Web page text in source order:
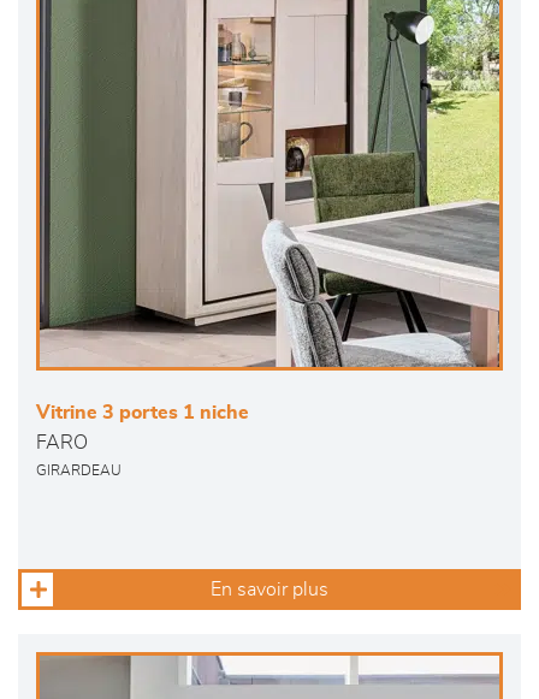
Vitrine 3 portes 1 niche
FARO
GIRARDEAU
En savoir plus